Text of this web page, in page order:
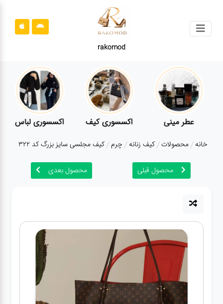
rakomod
محصولات
قوانین
سایت
درباره
محصولات
زنانه
کودکانه
عطر مینی اکسسوری کیف اکسسوری لباس
خانه محصولات کیف زنانه چرم کیف مجلسی سایز بزرگ کد 322
محصول قبلی محصول بعدی